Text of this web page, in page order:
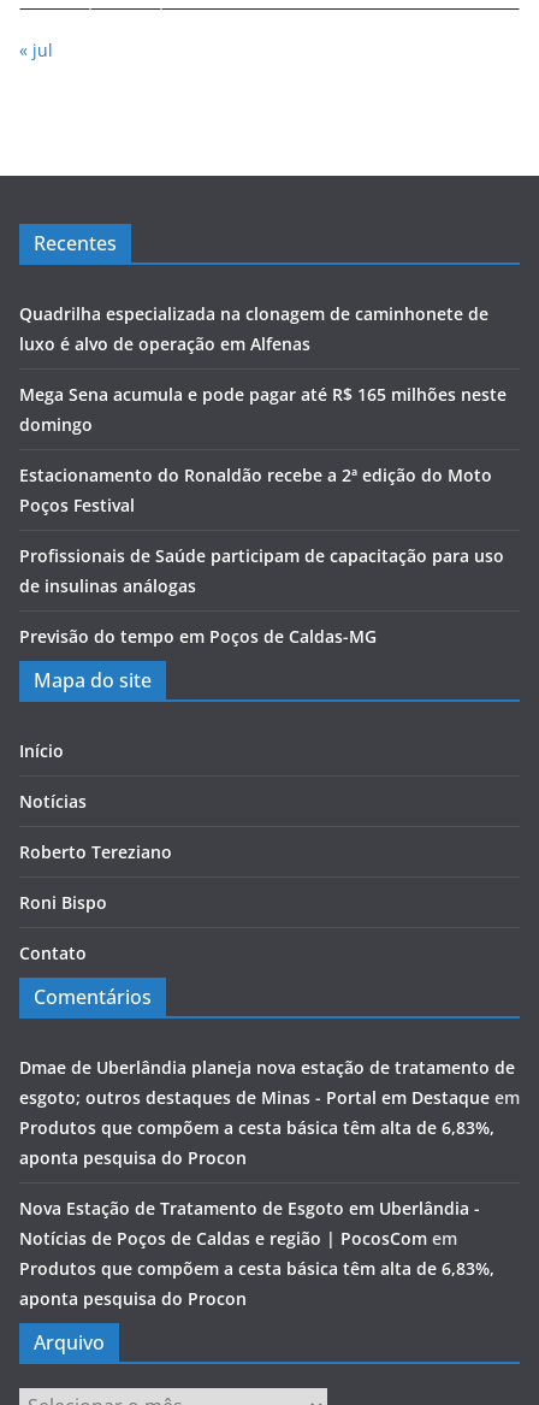
« jul
Recentes
Quadrilha especializada na clonagem de caminhonete de
luxo é alvo de operação em Alfenas
Mega Sena acumula e pode pagar até R$ 165 milhões neste
domingo
Estacionamento do Ronaldão recebe a 2ª edição do Moto
Poços Festival
Profissionais de Saúde participam de capacitação para uso
de insulinas análogas
Previsão do tempo em Poços de Caldas-MG
Mapa do site
Início
Notícias
Roberto Tereziano
Roni Bispo
Contato
Comentários
Dmae de Uberlândia planeja nova estação de tratamento de
esgoto; outros destaques de Minas - Portal em Destaque em
Produtos que compõem a cesta básica têm alta de 6,83%,
aponta pesquisa do Procon
Nova Estação de Tratamento de Esgoto em Uberlândia -
Notícias de Poços de Caldas e região | PocosCom em
Produtos que compõem a cesta básica têm alta de 6,83%,
aponta pesquisa do Procon
Arquivo